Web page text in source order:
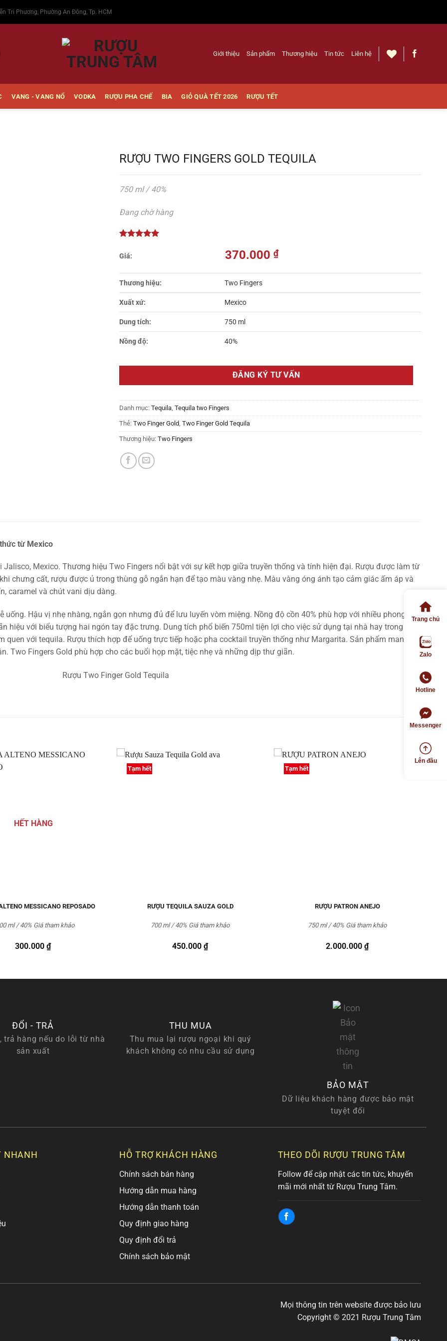
Tri Phương, Phường An Đông, Tp. HCM
Giới thiệu Sản phẩm Thương hiệu Tin tức Liên hệ
VANG - VANG NỔ VODKA RƯỢU PHA CHẾ BIA GIỎ QUÀ TẾT 2026 RƯỢU TẾT
RƯỢU TWO FINGERS GOLD TEQUILA
750 ml / 40%
Đang chờ hàng
370.000 ₫
Thương hiệu: Two Fingers
Xuất xứ: Mexico
Dung tích: 750 ml
Nồng độ: 40%
ĐĂNG KÝ TƯ VẤN
Danh mục: Tequila Tequila two Fingers
Thẻ: Two Finger Gold Two Finger Gold Tequila
Thương hiệu: Two Fingers
từ Mexico
Mexico. Thương hiệu Two Fingers nổi bật với sự kết hợp giữa truyền thống và tính hiện đại. Rượu được làm từ
chưng cất, rượu được ủ trong thùng gỗ ngắn hạn để tạo màu vàng nhẹ. Màu vàng óng ánh tạo cảm giác ấm áp và
caramel và chút vani dịu dàng.
Hậu vị nhẹ nhàng, ngắn gọn nhưng đủ để lưu luyến vòm miệng. Nồng độ cồn 40% phù hợp với nhiều phong
hiệu với biểu tượng hai ngón tay đặc trưng. Dung tích phổ biến 750ml tiện lợi cho việc sử dụng tại nhà hay trong tiệc.
với tequila. Rượu thích hợp để uống trực tiếp hoặc pha cocktail truyền thống như Margarita. Sản phẩm mang
Two Fingers Gold phù hợp cho các buổi họp mặt, tiệc nhẹ và những dịp thư giãn.
HẾT HÀNG
MESSICANO REPOSADO
300.000₫
ml / 40%Giá tham khảo
Tạm hết
RƯỢU TEQUILA SAUZA GOLD
450.000₫
700 ml / 40% Giá tham khảo
Tạm hết
RƯỢU PATRON ANEJO
2.000.000₫
750 ml / 40% Giá tham khảo
ĐỔI - TRẢ
trả hàng nếu do lỗi từ nhà
sản xuất
THU MUA
Thu mua lại rượu ngoại khi quý
khách không có nhu cầu sử dụng
BẢO MẬT
Dữ liệu khách hàng được bảo mật
tuyệt đối
NHANH HỖ TRỢ KHÁCH HÀNG
Chính sách bán hàng
Hướng dẫn mua hàng
Hướng dẫn thanh toán
Quy định giao hàng
Quy định đổi trả
Chính sách bảo mật
THEO DÕI RƯỢU TRUNG TÂM
Follow để cập nhật các tin tức, khuyến
mãi mới nhất từ Rượu Trung Tâm.
Trang chủ
Zalo
Hotline
Messenger
Lên đầu
Mọi thông tin trên website được bảo lưu
Copyright © 2021 Rượu Trung Tâm